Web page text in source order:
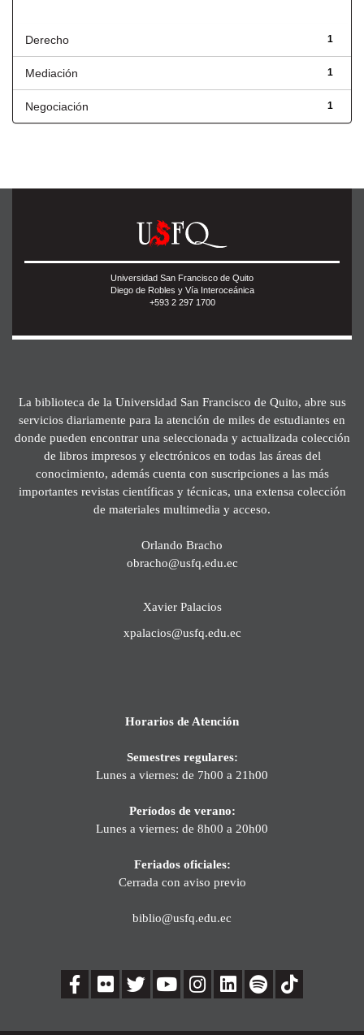
1
Derecho
1
Mediación
1
Negociación
Universidad San Francisco de Quito
Diego de Robles y Vía Interoceánica
+593 2 297 1700
La biblioteca de la Universidad San Francisco de Quito, abre sus
servicios diariamente para la atención de miles de estudiantes en
donde pueden encontrar una seleccionada y actualizada colección
de libros impresos y electrónicos en todas las áreas del
conocimiento, además cuenta con suscripciones a las más
importantes revistas científicas y técnicas, una extensa colección
de materiales multimedia y acceso.
Orlando Bracho
obracho@usfq.edu.ec
Xavier Palacios
xpalacios@usfq.edu.ec
Horarios de Atención
Semestres regulares:
Lunes a viernes: de 7h00 a 21h00
Períodos de verano:
Lunes a viernes: de 8h00 a 20h00
Feriados oficiales:
Cerrada con aviso previo
biblio@usfq.edu.ec